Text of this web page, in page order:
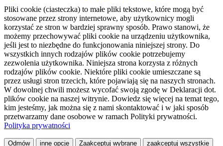
Pliki cookie (ciasteczka) to małe pliki tekstowe, które mogą być
stosowane przez strony internetowe, aby użytkownicy mogli
korzystać ze stron w bardziej sprawny sposób. Prawo stanowi, że
możemy przechowywać pliki cookie na urządzeniu użytkownika,
jeśli jest to niezbędne do funkcjonowania niniejszej strony. Do
wszystkich innych rodzajów plików cookie potrzebujemy
zezwolenia użytkownika. Niniejsza strona korzysta z różnych
rodzajów plików cookie. Niektóre pliki cookie umieszczane są
przez usługi stron trzecich, które pojawiają się na naszych stronach.
W dowolnej chwili możesz wycofać swoją zgodę w Deklaracji dot.
plików cookie na naszej witrynie. Dowiedz się więcej na temat tego,
kim jesteśmy, jak można się z nami skontaktować i w jaki sposób
przetwarzamy dane osobowe w ramach Polityki prywatności.
Polityka prywatności
Odmów inne opcje Zaakceptuj wybrane zaakceptuj wszystkie